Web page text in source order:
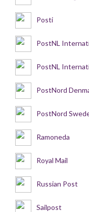
Posti
PostNL
PostNL
PostNord
PostNord
Ramoneda
Royal Mail
Russian Post
Sailpost